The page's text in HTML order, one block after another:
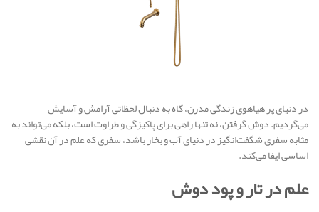
در دنیای پر هیاهوی زندگی مدرن، گاه به دنبال لحظاتی آرامش و آسایش
می‌گردیم. دوش گرفتن، نه تنها راهی برای پاکیزگی و طراوت است، بلکه می‌تواند به
مثابه سفری شگفت‌انگیز در دنیای آب و بخار باشد، سفری که علم در آن نقشی
اساسی ایفا می‌کند.
علم در تار و پود دوش